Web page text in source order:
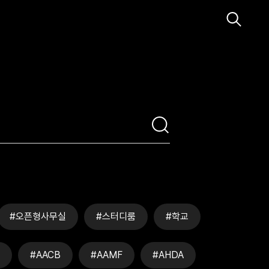
#오픈형사무실 #스터디룸 #학교
#AACB #AAMF #AHDA